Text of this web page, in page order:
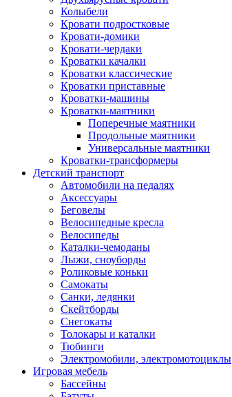
Колыбели
Кровати подростковые
Кровати-домики
Кровати-чердаки
Кроватки качалки
Кроватки классические
Кроватки приставные
Кроватки-машины
Кроватки-маятники
Поперечные маятники
Продольные маятники
Универсальные маятники
Кроватки-трансформеры
Детский транспорт
Автомобили на педалях
Аксессуары
Беговелы
Велосипедные кресла
Велосипеды
Каталки-чемоданы
Лыжи, сноуборды
Роликовые коньки
Самокаты
Санки, ледянки
Скейтборды
Снегокаты
Толокары и каталки
Тюбинги
Электромобили, электромотоциклы
Игровая мебель
Бассейны